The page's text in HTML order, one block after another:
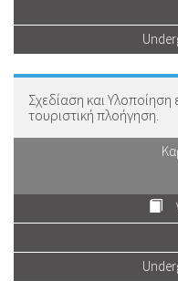
Σχεδίαση και
τουριστική πλοήγηση.